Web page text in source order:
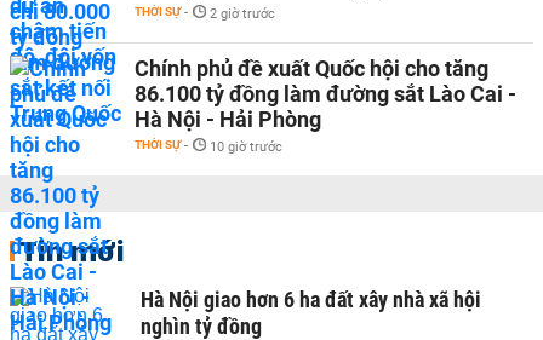
THỜI SỰ - 2 giờ trước
Chính phủ đề xuất Quốc hội cho tăng
86.100 tỷ đồng làm đường sắt Lào Cai -
Hà Nội - Hải Phòng
THỜI SỰ - 10 giờ trước
Tin mới
Hà Nội giao hơn 6 ha đất xây nhà xã hội
nghìn tỷ đồng